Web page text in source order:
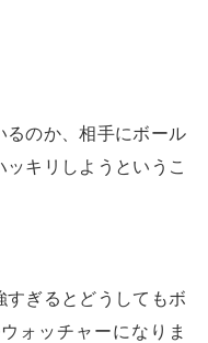
るのか、相手にボール
キリしようというこ
すぎるとどうしてもボ
ォッチャーになりま